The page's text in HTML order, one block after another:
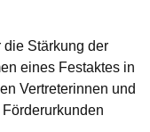
die Stärkung der
eines Festaktes in
Vertreterinnen und